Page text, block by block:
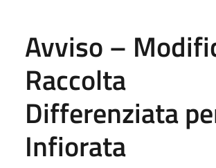
Avviso –
Raccolta
Differenziata
Infiorata